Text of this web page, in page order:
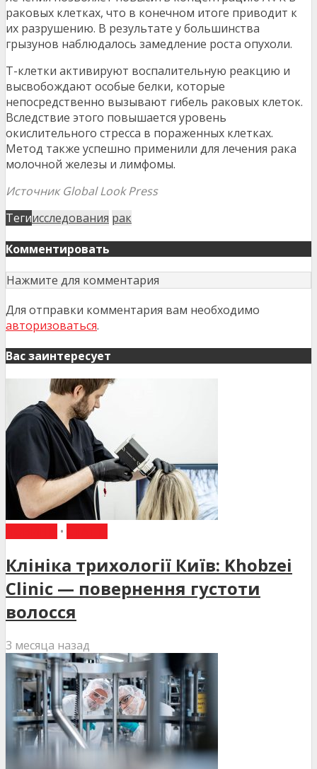
раковых клетках, что в конечном итоге приводит к
их разрушению. В результате у большинства
грызунов наблюдалось замедление роста опухоли.
Т-клетки активируют воспалительную реакцию и
высвобождают особые белки, которые
непосредственно вызывают гибель раковых клеток.
Вследствие этого повышается уровень
окислительного стресса в пораженных клетках.
Метод также успешно применили для лечения рака
молочной железы и лимфомы.
Источник Global Look Press
Тегиисследования рак
Комментировать
Нажмите для комментария
Для отправки комментария вам необходимо
авторизоваться.
Вас заинтересует
•
Клініка трихології Київ: Khobzei
Clinic — повернення густоти
волосся
3 месяца назад